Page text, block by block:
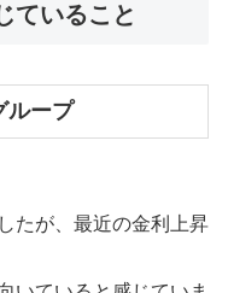
ていること
ループ
たが、最近の金利上昇